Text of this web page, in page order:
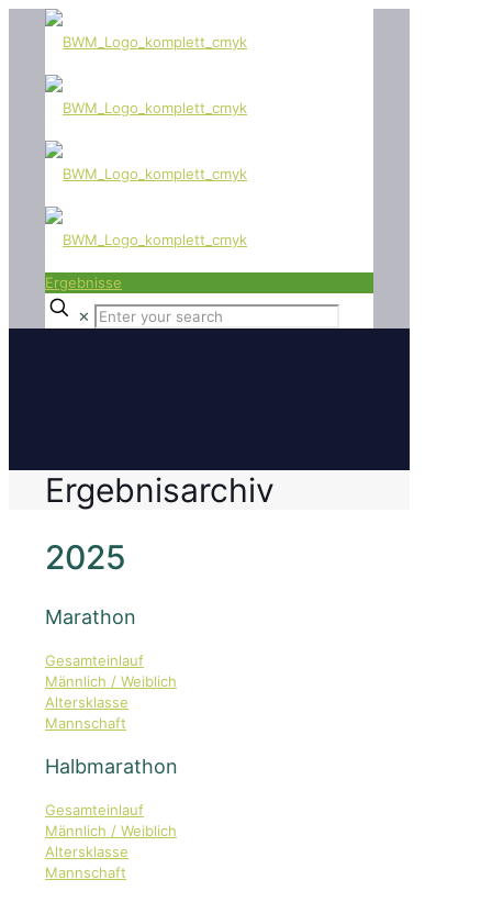
Ergebnisse
✕
Ergebnisarchiv
2025
Marathon
Gesamteinlauf
Männlich / Weiblich
Altersklasse
Mannschaft
Halbmarathon
Gesamteinlauf
Männlich / Weiblich
Altersklasse
Mannschaft